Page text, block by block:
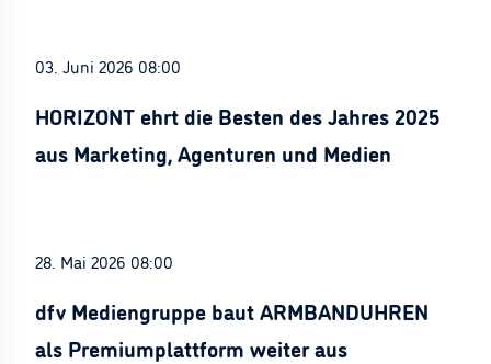
03. Juni 2026 08:00
HORIZONT ehrt die Besten des Jahres 2025
aus Marketing, Agenturen und Medien
28. Mai 2026 08:00
dfv Mediengruppe baut ARMBANDUHREN
als Premiumplattform weiter aus